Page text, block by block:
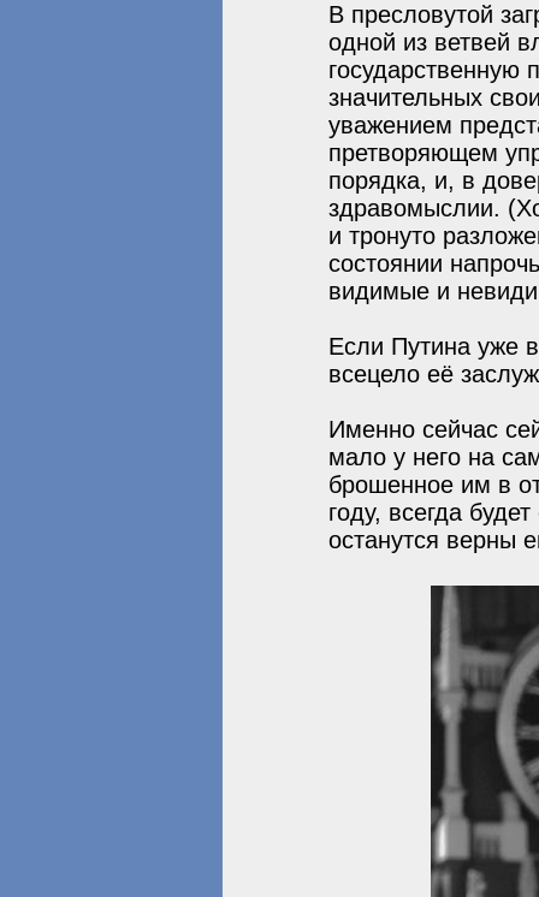
В пресловутой
одной из ветвей
государственную
значительных
уважением
претворяющем
порядка, и, в
здравомыслии.
и тронуто
состоянии
видимые и
Если Путина уже
всецело её
Именно сейчас
мало у него на
брошенное им в
году, всегда
останутся верны